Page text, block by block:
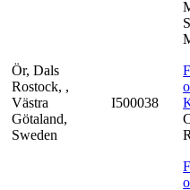
Ör, Dals
Rostock, ,
Västra
Götaland,
Sweden
I500038